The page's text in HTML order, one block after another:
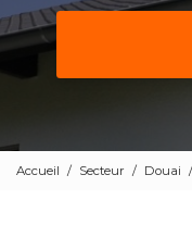
Accueil Secteur Douai